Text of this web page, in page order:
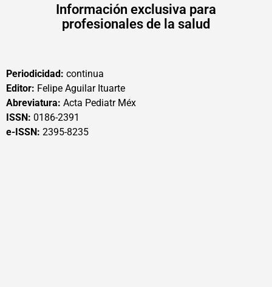
Información exclusiva para
profesionales de la salud
Periodicidad: continua
Editor: Felipe Aguilar Ituarte
Abreviatura: Acta Pediatr Méx
ISSN: 0186-2391
e-ISSN: 2395-8235